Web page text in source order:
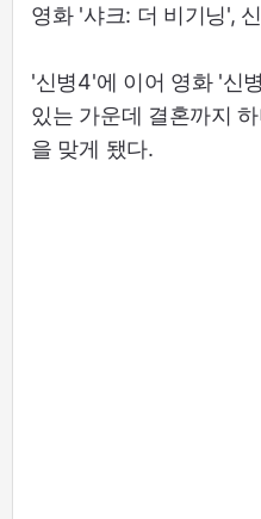
영화 '샤크: 더 비기닝',
'신병4'에 이어 영화 '신
있는 가운데 결혼까지
을 맞게 됐다.